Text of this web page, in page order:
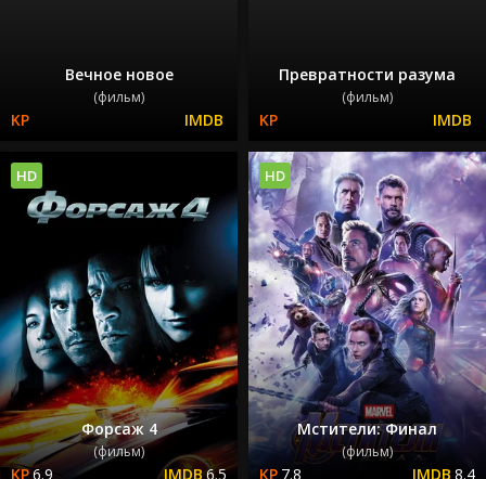
Вечное новое
(фильм)
Превратности разума
(фильм)
Форсаж 4
(фильм)
6.9 6.5
HD
Мстители: Финал
(фильм)
7.8 8.4
HD